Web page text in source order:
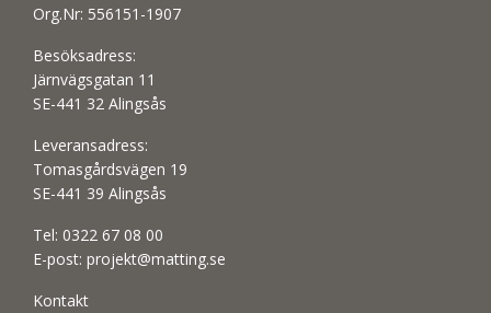
Org.Nr: 556151-1907
Besöksadress:
Järnvägsgatan 11
SE-441 32 Alingsås
Leveransadress:
Tomasgårdsvägen 19
SE-441 39 Alingsås
Tel: 0322 67 08 00
E-post: projekt@matting.se
Kontakt